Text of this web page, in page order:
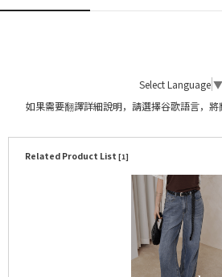
Select Language ▼
如果需要翻譯詳細說明，請選擇谷歌語言，將
Related Product List [1]